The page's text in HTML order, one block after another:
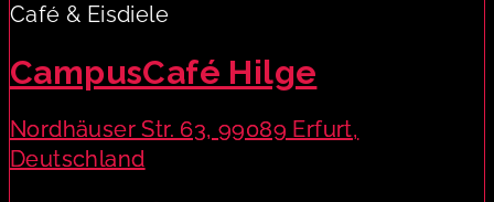
Café & Eisdiele
CampusCafé Hilge
Nordhäuser Str. 63, 99089 Erfurt,
Deutschland